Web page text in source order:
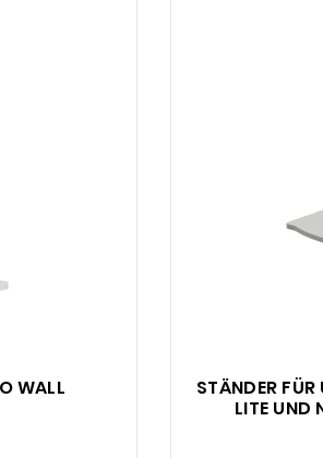
WALL
STÄNDER
LITE UND